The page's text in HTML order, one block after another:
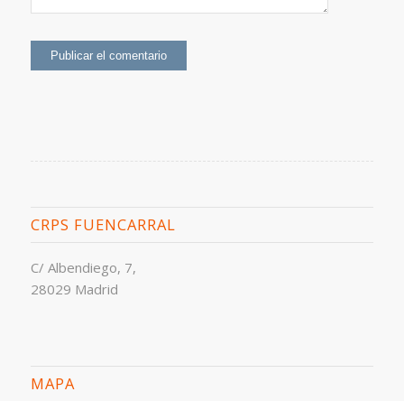
CRPS FUENCARRAL
C/ Albendiego, 7,
28029 Madrid
MAPA